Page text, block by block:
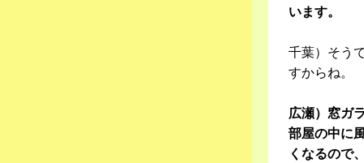
います。
千葉）そう
すからね。
広瀬）窓ガ
部屋の中に
くなるので